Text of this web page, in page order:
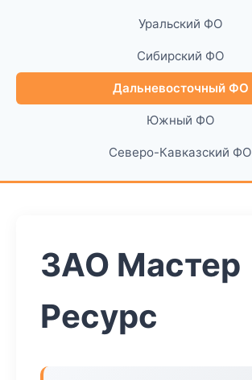
Уральский ФО
Сибирский ФО
Дальневосточный ФО
Южный ФО
Северо-Кавказский ФО
ЗАО Мастер
Ресурс